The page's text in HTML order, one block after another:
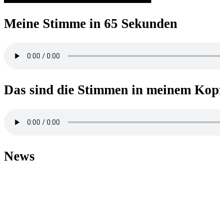
Meine Stimme in 65 Sekunden
Das sind die Stimmen in meinem
News